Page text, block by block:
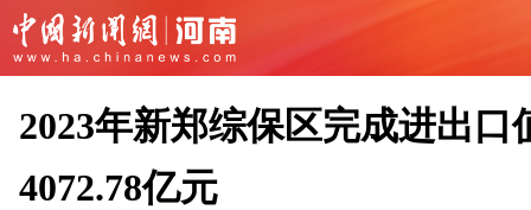
2023年新郑综保区完成进出口
4072.78亿元